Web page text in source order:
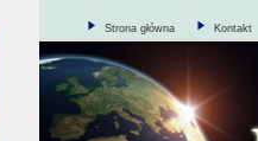
Strona główna Kontakt